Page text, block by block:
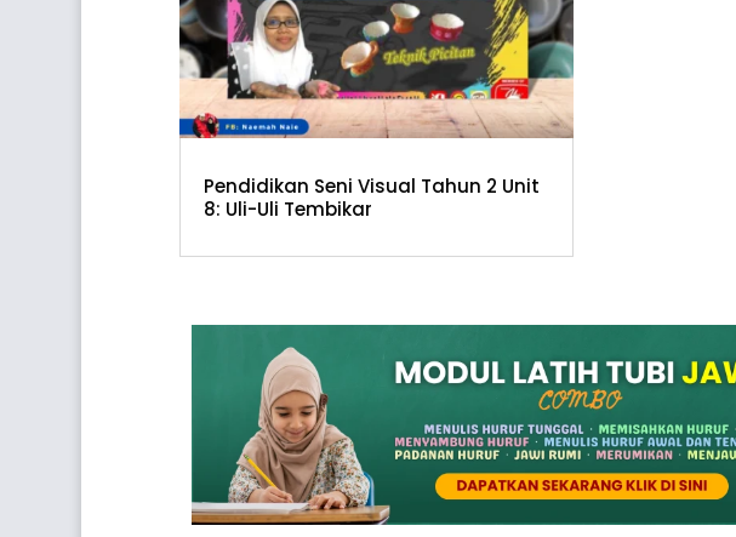
Pendidikan Seni Visual Tahun 2 Unit
8: Uli-Uli Tembikar